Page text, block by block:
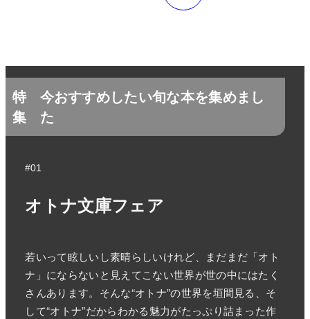
特
集
今おすすめしたい旬な本を集めまし
た
#01
オトナ文庫フェア
若いって眩しいし素晴らしいけれど、まだまだ「オト
ナ」にならないと見えてこない世界が世の中にはたく
さんあります。そんな“オトナ”の世界を垣間見る、そ
して“オトナ”だからわかる魅力がたっぷり詰まった作